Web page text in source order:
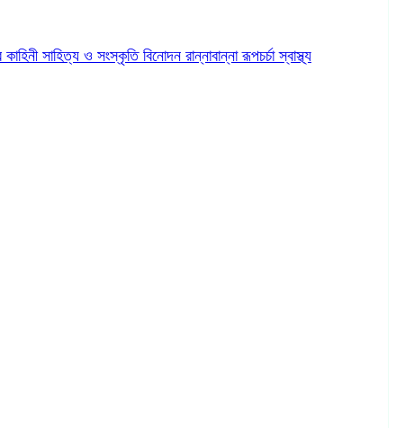
সাহিত্য ও সংস্কৃতি বিনোদন রান্নাবান্নারূপচর্চাস্বাস্থ্য